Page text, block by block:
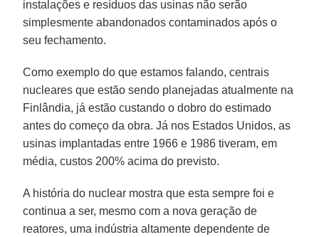
instalações e resíduos das usinas não serão
simplesmente abandonados contaminados após o
seu fechamento.
Como exemplo do que estamos falando, centrais
nucleares que estão sendo planejadas atualmente na
Finlândia, já estão custando o dobro do estimado
antes do começo da obra. Já nos Estados Unidos, as
usinas implantadas entre 1966 e 1986 tiveram, em
média, custos 200% acima do previsto.
A história do nuclear mostra que esta sempre foi e
continua a ser, mesmo com a nova geração de
reatores, uma indústria altamente dependente de